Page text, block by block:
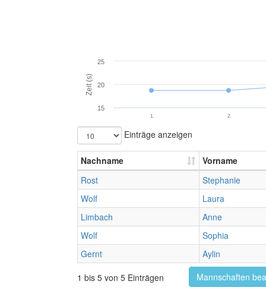
Zeit (s)
1. 2.
15
20
25
Einträge anzeigen
Nachname
Vorname
Rost
Stephanie
Wolf
Laura
Limbach
Anne
Wolf
Sophia
Gernt
Aylin
1 bis 5 von 5 Einträgen
Mannschaften